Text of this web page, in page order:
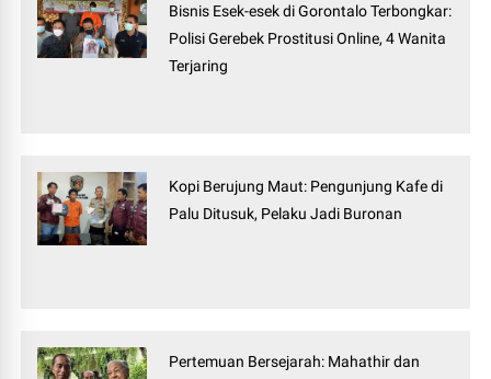
Bisnis Esek-esek di Gorontalo Terbongkar:
Polisi Gerebek Prostitusi Online, 4 Wanita
Terjaring
Kopi Berujung Maut: Pengunjung Kafe di
Palu Ditusuk, Pelaku Jadi Buronan
Pertemuan Bersejarah: Mahathir dan